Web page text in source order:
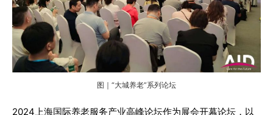
图｜“大城养老”系列论坛
2024上海国际养老服务产业高峰论坛作为展会开幕论坛，以